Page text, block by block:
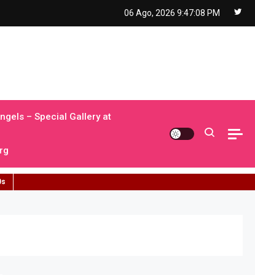
06 Ago, 2026 9:47:09 PM
– Special Gallery at